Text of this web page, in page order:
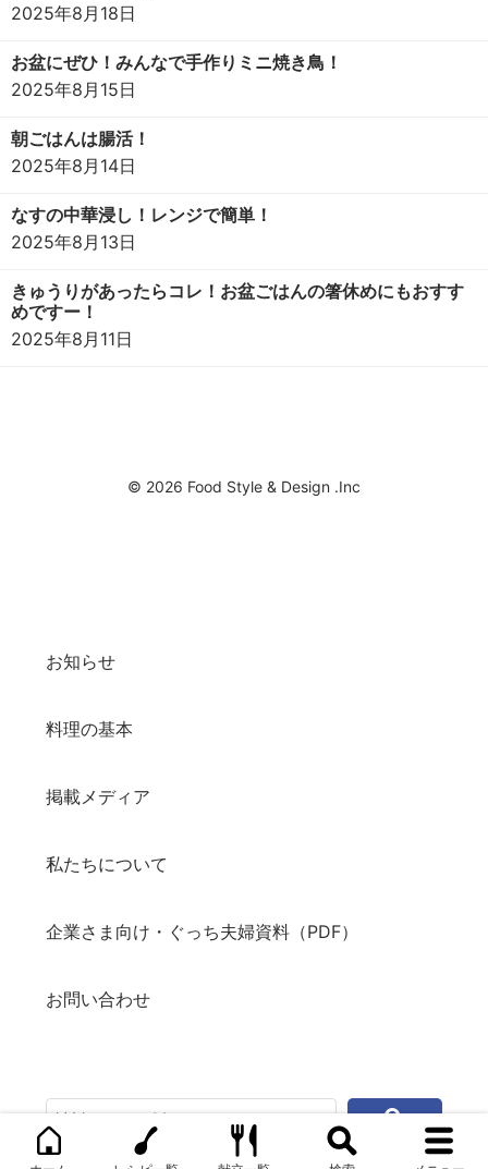
2025年8月18日
お盆にぜひ！みんなで手作りミニ焼き鳥！
2025年8月15日
朝ごはんは腸活！
2025年8月14日
なすの中華浸し！レンジで簡単！
2025年8月13日
きゅうりがあったらコレ！お盆ごはんの箸休めにもおすす
めですー！
2025年8月11日
© 2026 Food Style & Design .Inc
お知らせ
料理の基本
掲載メディア
私たちについて
企業さま向け・ぐっち夫婦資料（PDF）
お問い合わせ